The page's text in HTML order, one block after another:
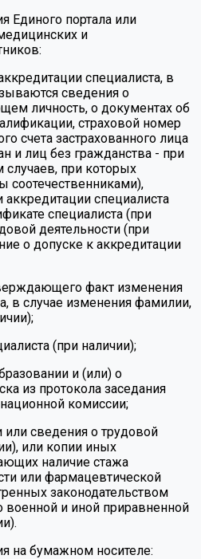
Единого портала или
и
специалиста, в
сведения о
личность, о документах об
страховой номер
счета застрахованного лица
и лиц без гражданства - при
случаев, при которых
соотечественниками),
специалиста
специалиста (при
деятельности (при
о допуске к аккредитации
факт изменения
в случае изменения фамилии,
(при наличии);
и (или) о
из протокола заседания
комиссии;
сведения о трудовой
или копии иных
наличие стажа
или фармацевтической
законодательством
и иной приравненной
на бумажном носителе: